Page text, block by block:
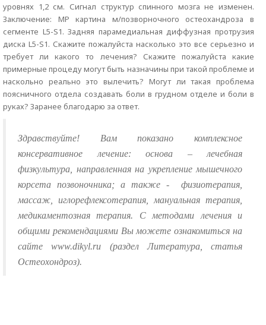
уровнях 1,2 см. Сигнал структур спинного мозга не изменен.
Заключение: МР картина м/позворночного остеохандроза в
сегменте L5-S1. Задняя парамедиальная диффузная протрузия
диска L5-S1. Скажите пожалуйста насколько это все серьезно и
требует ли какого то лечения? Скажите пожалуйста какие
примерные процеду могут быть назначины при такой проблеме и
наскольно реально это вылечить? Могут ли такая проблема
поясничного отдела создавать боли в грудном отделе и боли в
руках? Заранее благодарю за ответ.
Здравствуйте! Вам показано комплексное
консервативное лечение: основа – лечебная
физкультура, направленная на укрепление мышечного
корсета позвоночника; а также -
физиотерапия,
массаж, иглорефлексотерапия, мануальная терапия,
медикаментозная терапия. С методами лечения и
общими рекомендациями Вы можете ознакомиться на
сайте www.dikyl.ru (раздел Литература, статья
Остеохондроз).